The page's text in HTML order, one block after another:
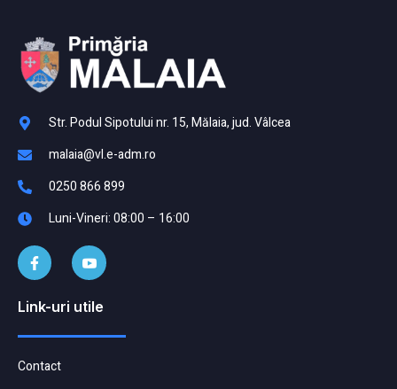
Str. Podul Sipotului nr. 15, Mălaia, jud. Vâlcea
malaia@vl.e-adm.ro
0250 866 899
Luni-Vineri: 08:00 – 16:00
Link-uri utile
Contact